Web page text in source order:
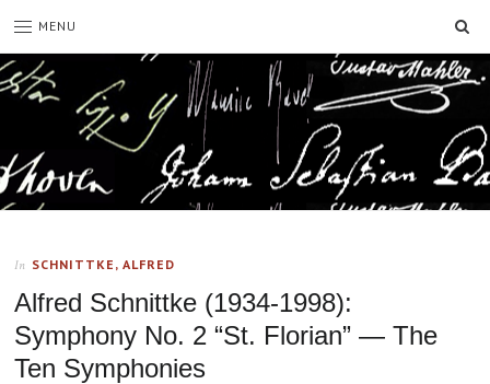
MENU
In SCHNITTKE, ALFRED
Alfred Schnittke (1934-1998):
Symphony No. 2 “St. Florian” — The
Ten Symphonies